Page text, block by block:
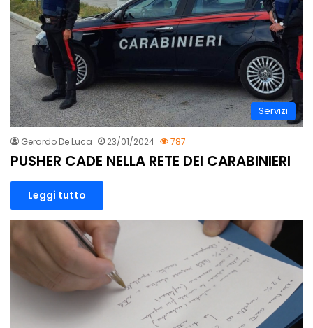
Servizi
Gerardo De Luca 23/01/2024 787
PUSHER CADE NELLA RETE DEI CARABINIERI
Leggi tutto